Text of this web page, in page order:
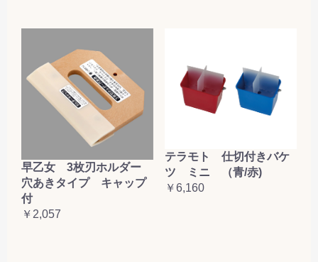
早乙女 3枚刃ホルダー
穴あきタイプ キャップ
付
￥2,057
テラモト 仕切付きバケ
ツ ミニ （青/赤)
￥6,160